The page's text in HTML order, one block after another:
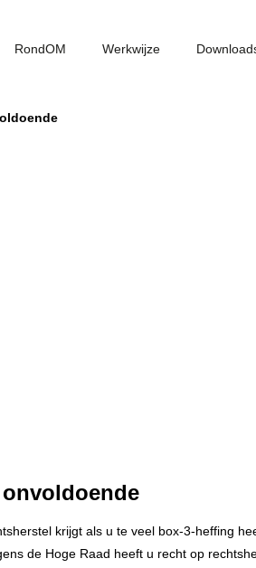
RondOM Werkwijze
krijgt als u te veel box-3-heffing
de Hoge Raad heeft u recht op